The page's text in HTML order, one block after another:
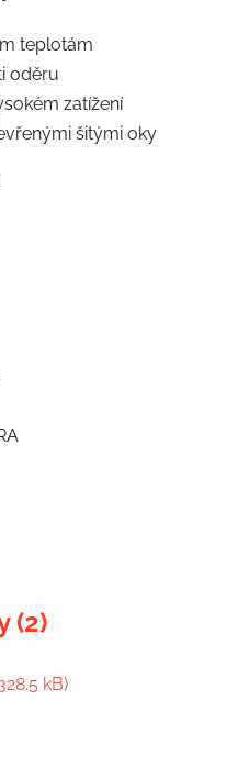
teplotám
oděru
zatížení
šitými oky
(2)
kB)